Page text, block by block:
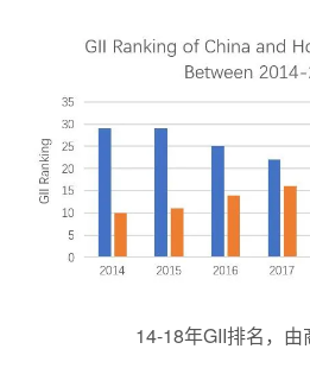
14-18年GII排名，由